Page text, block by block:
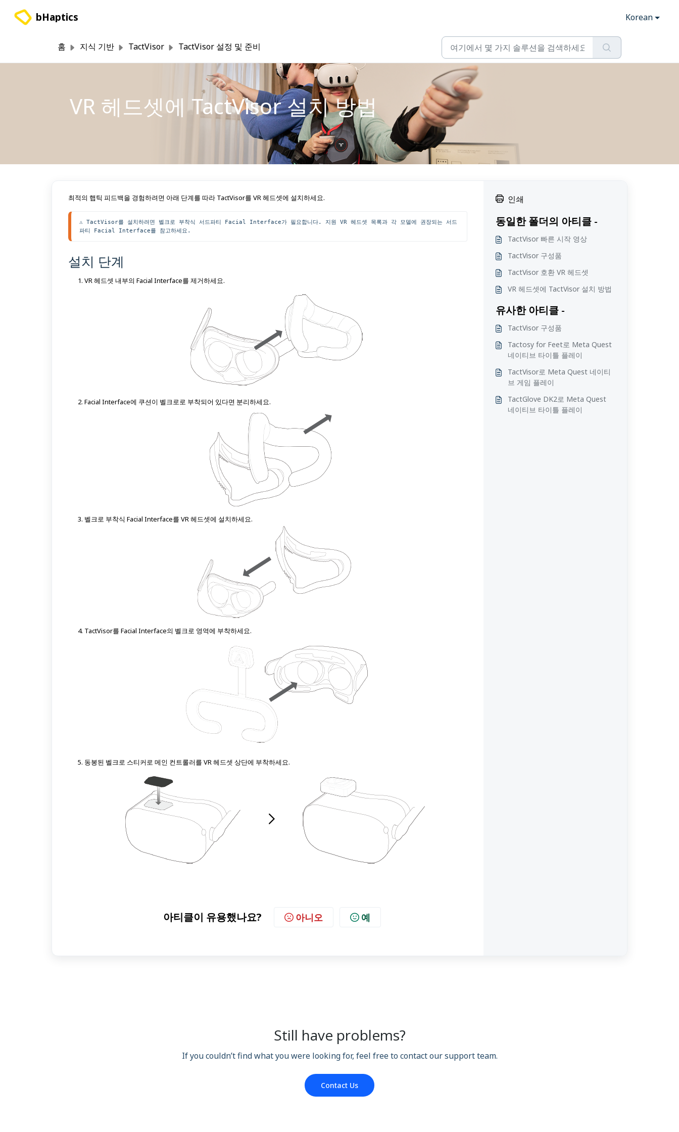
bHaptics Korean
홈 지식 기반 TactVisor TactVisor 설정 및 준비
VR 헤드셋에 TactVisor 설치 방법
최적의 햅틱 피드백을 경험하려면 아래 단계를 따라 TactVisor를 VR 헤드셋에 설치하세요.
⚠️ TactVisor를 설치하려면 벨크로 부착식 서드파티 Facial Interface가 필요합니다. 지원 VR 헤드셋 목록과 각 모델에 권장되는 서드
파티 Facial Interface를 참고하세요.
설치 단계
VR 헤드셋 내부의 Facial Interface를 제거하세요.
Facial Interface에 쿠션이 벨크로로 부착되어 있다면 분리하세요.
벨크로 부착식 Facial Interface를 VR 헤드셋에 설치하세요.
TactVisor를 Facial Interface의 벨크로 영역에 부착하세요.
동봉된 벨크로 스티커로 메인 컨트롤러를 VR 헤드셋 상단에 부착하세요.
아티클이 유용했나요? 아니오 예
인쇄
동일한 폴더의 아티클 -
TactVisor 빠른 시작 영상
TactVisor 구성품
TactVisor 호환 VR 헤드셋
VR 헤드셋에 TactVisor 설치 방법
유사한 아티클 -
TactVisor 구성품
Tactosy for Feet로 Meta Quest
네이티브 타이틀 플레이
TactVisor로 Meta Quest 네이티
브 게임 플레이
TactGlove DK2로 Meta Quest
네이티브 타이틀 플레이
Still have problems?
If you couldn’t find what you were looking for, feel free to contact our support team.